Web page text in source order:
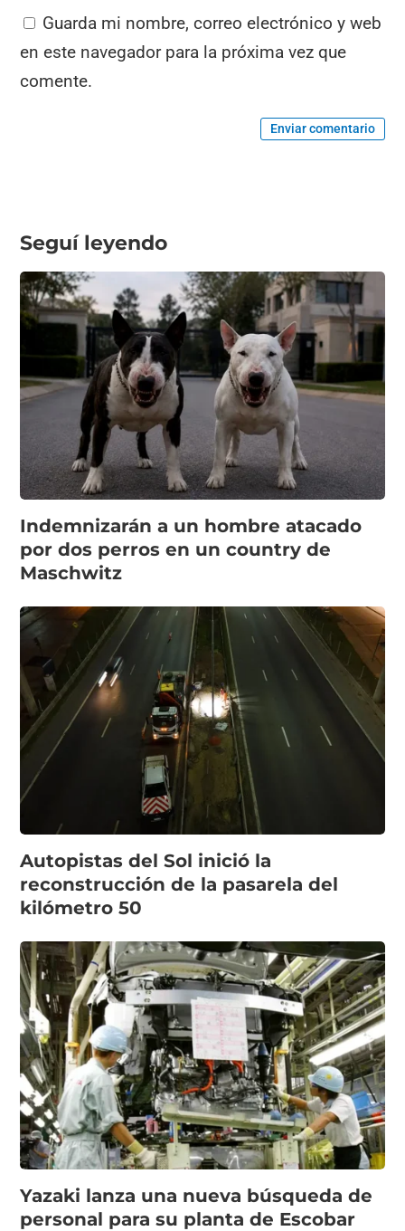
Guarda mi nombre, correo electrónico y web
en este navegador para la próxima vez que
comente.
Enviar comentario
Seguí leyendo
Indemnizarán a un hombre atacado
por dos perros en un country de
Maschwitz
Autopistas del Sol inició la
reconstrucción de la pasarela del
kilómetro 50
Yazaki lanza una nueva búsqueda de
personal para su planta de Escobar